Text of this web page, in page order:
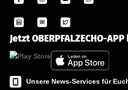
Jetzt OBERPFALZECHO-
Unsere News-Services für